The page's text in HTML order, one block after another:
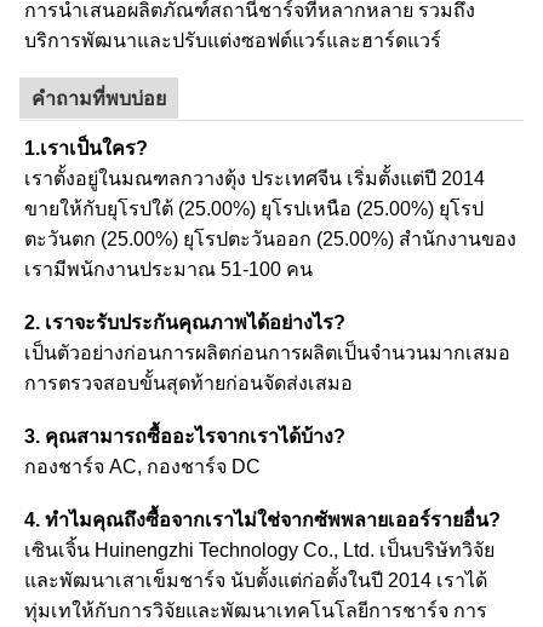
การนำเสนอผลิตภัณฑ์สถานีชาร์จที่หลากหลาย รวมถึง
บริการพัฒนาและปรับแต่งซอฟต์แวร์และฮาร์ดแวร์
คำถามที่พบบ่อย
1.เราเป็นใคร?
เราตั้งอยู่ในมณฑลกวางตุ้ง ประเทศจีน เริ่มตั้งแต่ปี 2014
ขายให้กับยุโรปใต้ (25.00%) ยุโรปเหนือ (25.00%) ยุโรป
ตะวันตก (25.00%) ยุโรปตะวันออก (25.00%) สำนักงานของ
เรามีพนักงานประมาณ 51-100 คน
2. เราจะรับประกันคุณภาพได้อย่างไร?
เป็นตัวอย่างก่อนการผลิตก่อนการผลิตเป็นจำนวนมากเสมอ
การตรวจสอบขั้นสุดท้ายก่อนจัดส่งเสมอ
3. คุณสามารถซื้ออะไรจากเราได้บ้าง?
กองชาร์จ AC, กองชาร์จ DC
4. ทำไมคุณถึงซื้อจากเราไม่ใช่จากซัพพลายเออร์รายอื่น?
เซินเจิ้น Huinengzhi Technology Co., Ltd. เป็นบริษัทวิจัย
และพัฒนาเสาเข็มชาร์จ นับตั้งแต่ก่อตั้งในปี 2014 เราได้
ทุ่มเทให้กับการวิจัยและพัฒนาเทคโนโลยีการชาร์จ การ